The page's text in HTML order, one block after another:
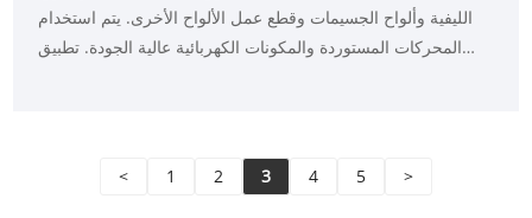
الليفية وألواح الجسيمات وقطع عمل الألواح الأخرى. يتم استخدام
المحركات المستوردة والمكونات الكهربائية عالية الجودة. تطبيق
< 1 2 3 4 5 >